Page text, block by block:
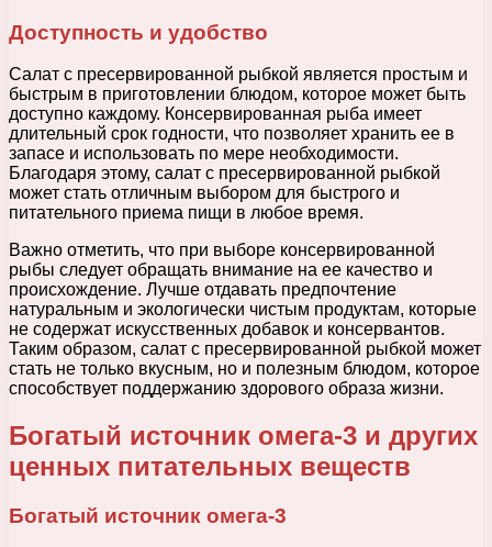
Доступность и удобство
Салат с пресервированной рыбкой является простым и
быстрым в приготовлении блюдом, которое может быть
доступно каждому. Консервированная рыба имеет
длительный срок годности, что позволяет хранить ее в
запасе и использовать по мере необходимости.
Благодаря этому, салат с пресервированной рыбкой
может стать отличным выбором для быстрого и
питательного приема пищи в любое время.
Важно отметить, что при выборе консервированной
рыбы следует обращать внимание на ее качество и
происхождение. Лучше отдавать предпочтение
натуральным и экологически чистым продуктам, которые
не содержат искусственных добавок и консервантов.
Таким образом, салат с пресервированной рыбкой может
стать не только вкусным, но и полезным блюдом, которое
способствует поддержанию здорового образа жизни.
Богатый источник омега-3 и других
ценных питательных веществ
Богатый источник омега-3